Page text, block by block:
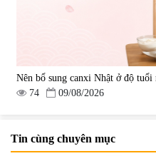
Nên bổ sung canxi Nhật ở độ tuổi
74
09/08/2026
Tin cùng chuyên mục